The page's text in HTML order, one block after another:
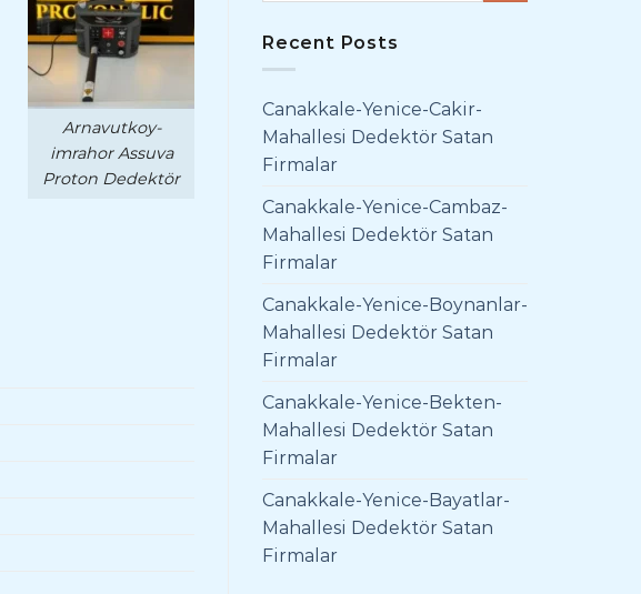
Arnavutkoy-
imrahor Assuva
Proton Dedektör
Recent Posts
Canakkale-Yenice-Cakir-
Mahallesi Dedektör Satan
Firmalar
Canakkale-Yenice-Cambaz-
Mahallesi Dedektör Satan
Firmalar
Canakkale-Yenice-Boynanlar-
Mahallesi Dedektör Satan
Firmalar
Canakkale-Yenice-Bekten-
Mahallesi Dedektör Satan
Firmalar
Canakkale-Yenice-Bayatlar-
Mahallesi Dedektör Satan
Firmalar